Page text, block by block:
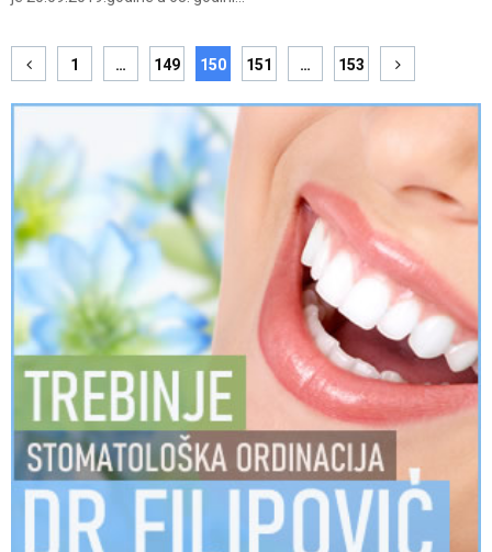
Posts
pagination
1 … 149 150 151 … 153